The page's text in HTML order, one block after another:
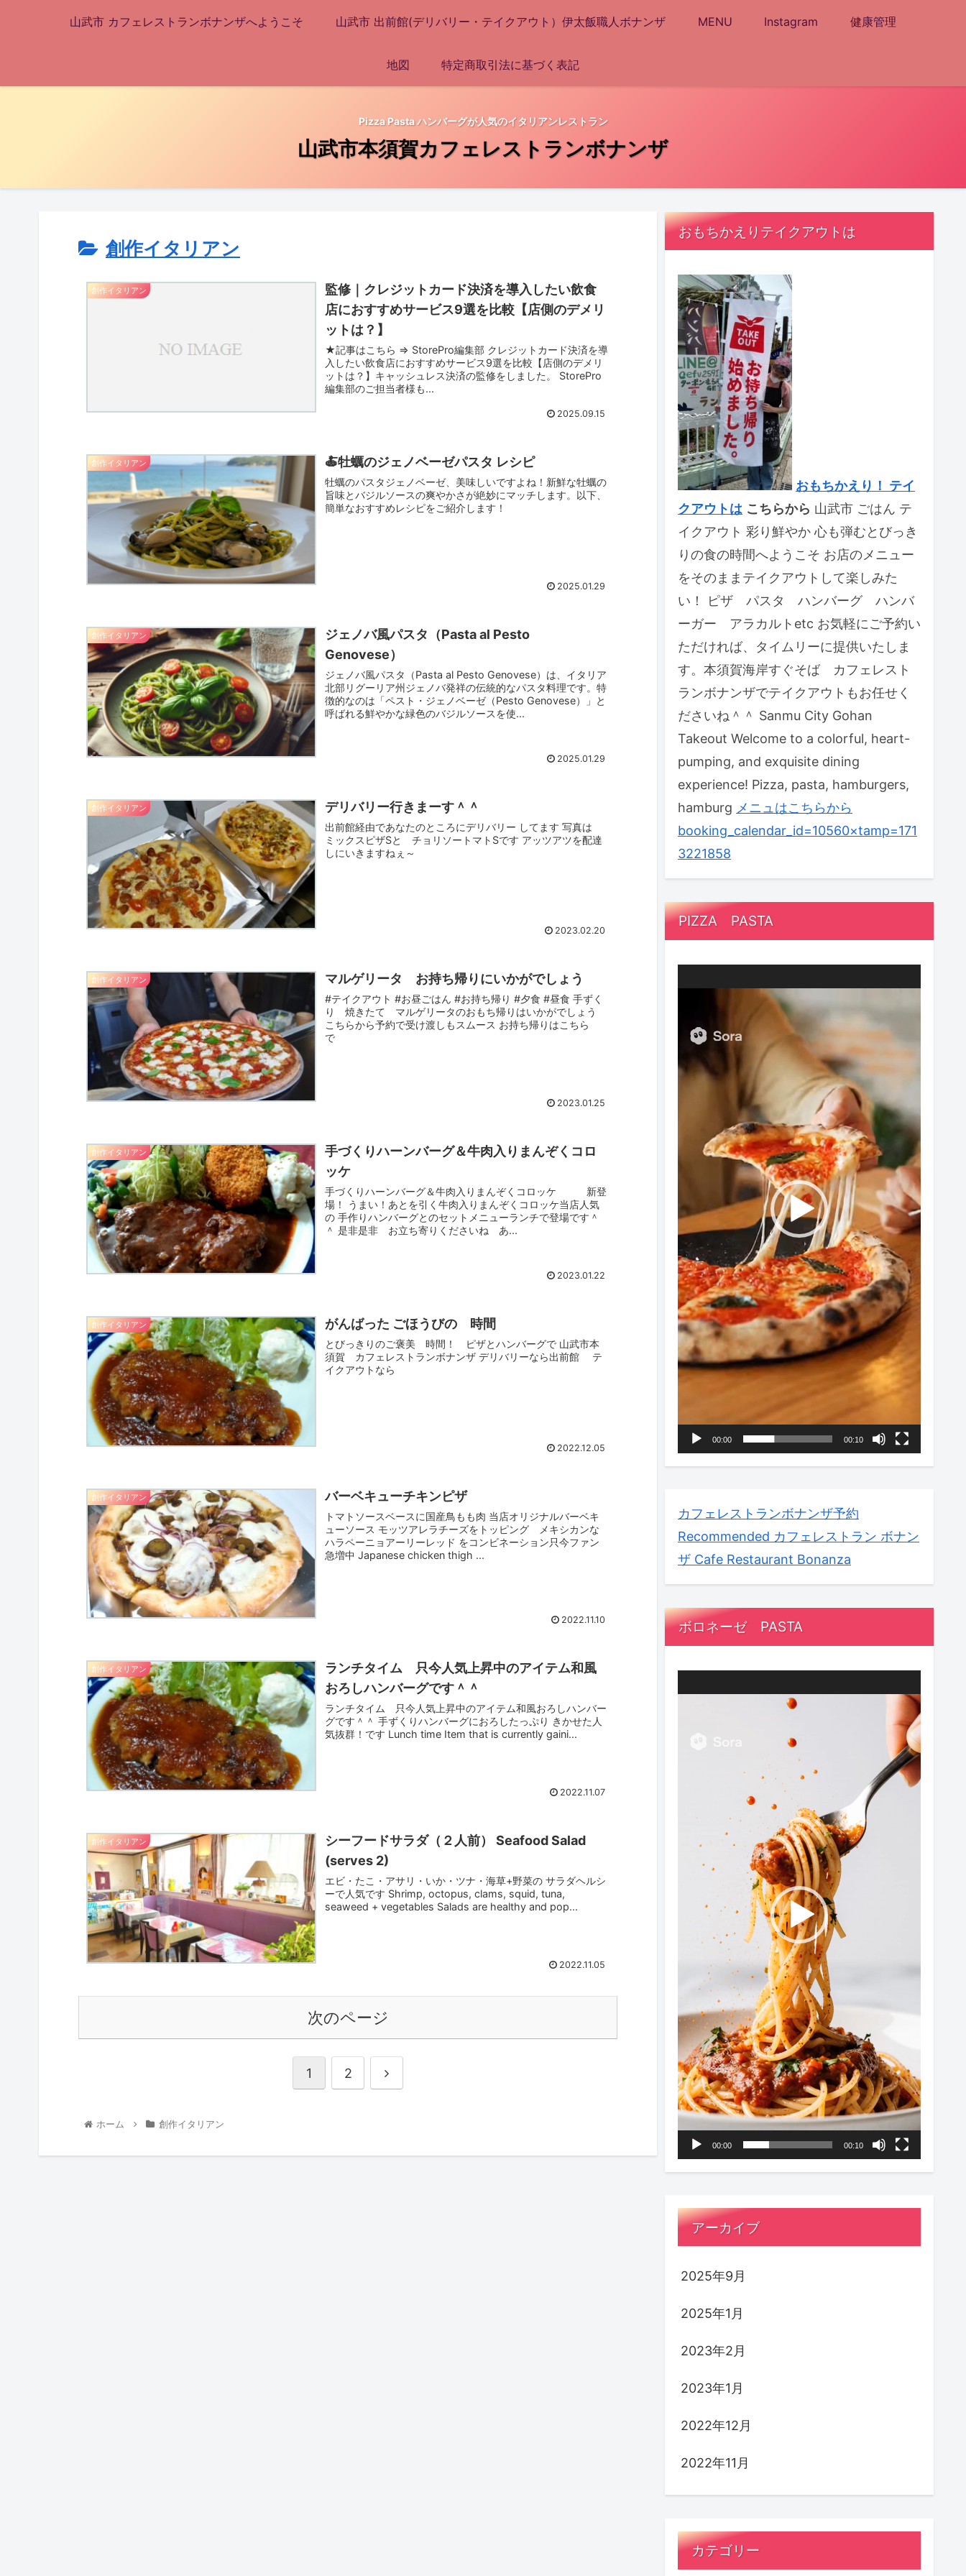
Pizza Pasta ハンバーグが人気のイタリアンレストラン
山武市本須賀カフェレストランボナンザ
山武市 カフェレストランボナンザへようこそ 山武市 出前館(デリバリー・テイクアウト）伊太飯職人ボナンザ MENU Instagram 健康管理
地図 特定商取引法に基づく表記
創作イタリアン
創作イタリアン
監修｜クレジットカード決済を導入したい飲食
店におすすめサービス9選を比較【店側のデメリ
ットは？】
★記事はこちら ⇒ StorePro編集部 クレジットカード決済を導
入したい飲食店におすすめサービス9選を比較【店側のデメリ
ットは？】キャッシュレス決済の監修をしました。 StorePro
編集部のご担当者様も...
2025.09.15
創作イタリアン 🍝牡蠣のジェノベーゼパスタ レシピ
牡蠣のパスタジェノベーゼ、美味しいですよね！新鮮な牡蠣の
旨味とバジルソースの爽やかさが絶妙にマッチします。以下、
簡単なおすすめレシピをご紹介します！
2025.01.29
創作イタリアン
ジェノバ風パスタ（Pasta al Pesto
Genovese）
ジェノバ風パスタ（Pasta al Pesto Genovese）は、イタリア
北部リグーリア州ジェノバ発祥の伝統的なパスタ料理です。特
徴的なのは「ペスト・ジェノベーゼ（Pesto Genovese）」と
呼ばれる鮮やかな緑色のバジルソースを使...
2025.01.29
創作イタリアン デリバリー行きまーす＾＾
出前館経由であなたのところにデリバリー してます 写真は
ミックスピザSと チョリソートマトSです アッツアツを配達
しにいきますねぇ～
2023.02.20
創作イタリアン マルゲリータ お持ち帰りにいかがでしょう
#テイクアウト #お昼ごはん #お持ち帰り #夕食 #昼食 手ずく
り 焼きたて マルゲリータのおもち帰りはいかがでしょう
こちらから予約で受け渡しもスムース お持ち帰りはこちら
で
2023.01.25
創作イタリアン
手づくりハーンバーグ＆牛肉入りまんぞくコロ
ッケ
手づくりハーンバーグ＆牛肉入りまんぞくコロッケ 新登
場！ うまい！あとを引く牛肉入りまんぞくコロッケ当店人気
の 手作りハンバーグとのセットメニューランチで登場です＾
＾ 是非是非 お立ち寄りくださいね あ...
2023.01.22
創作イタリアン がんばった ごほうびの 時間
とびっきりのご褒美 時間！ ピザとハンバーグで 山武市本
須賀 カフェレストランボナンザ デリバリーなら出前館 テ
イクアウトなら
2022.12.05
創作イタリアン バーベキューチキンピザ
トマトソースベースに国産鳥もも肉 当店オリジナルバーベキ
ューソース モッツアレラチーズをトッピング メキシカンな
ハラペーニョアーリーレッド をコンビネーション只今ファン
急増中 Japanese chicken thigh ...
2022.11.10
創作イタリアン
ランチタイム 只今人気上昇中のアイテム和風
おろしハンバーグです＾＾
ランチタイム 只今人気上昇中のアイテム和風おろしハンバー
グです＾＾ 手ずくりハンバーグにおろしたっぷり きかせた人
気抜群！です Lunch time Item that is currently gaini...
2022.11.07
創作イタリアン
シーフードサラダ（２人前） Seafood Salad
(serves 2)
エビ・たこ・アサリ・いか・ツナ・海草+野菜の サラダヘルシ
ーで人気です Shrimp, octopus, clams, squid, tuna,
seaweed + vegetables Salads are healthy and pop...
2022.11.05
次のページ
1 2
ホーム 創作イタリアン
おもちかえりテイクアウトは
おもちかえり！ テイ
クアウトは こちらから 山武市 ごはん テ
イクアウト 彩り鮮やか 心も弾むとびっき
りの食の時間へようこそ お店のメニュー
をそのままテイクアウトして楽しみた
い！ ピザ パスタ ハンバーグ ハンバ
ーガー アラカルトetc お気軽にご予約い
ただければ、タイムリーに提供いたしま
す。本須賀海岸すぐそば カフェレスト
ランボナンザでテイクアウトもお任せく
ださいね＾＾ Sanmu City Gohan
Takeout Welcome to a colorful, heart-
pumping, and exquisite dining
experience! Pizza, pasta, hamburgers,
hamburg メニュはこちらから
booking_calendar_id=10560×tamp=171
3221858
PIZZA PASTA
ー
00:00 00:10
カフェレストランボナンザ予約
Recommended カフェレストラン ボナン
ザ Cafe Restaurant Bonanza
ボロネーゼ PASTA
00:00 00:10
アーカイブ
2025年9月
2025年1月
2023年2月
2023年1月
2022年12月
2022年11月
カテゴリー